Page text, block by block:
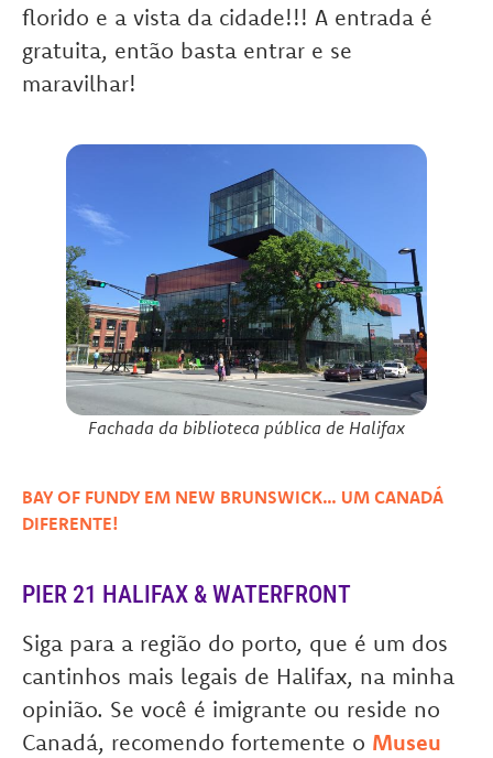
florido e a vista da cidade!!! A entrada é
gratuita, então basta entrar e se
maravilhar!
Fachada da biblioteca pública de Halifax
BAY OF FUNDY EM NEW BRUNSWICK… UM CANADÁ
DIFERENTE!
PIER 21 HALIFAX & WATERFRONT
Siga para a região do porto, que é um dos
cantinhos mais legais de Halifax, na minha
opinião. Se você é imigrante ou reside no
Canadá, recomendo fortemente o Museu